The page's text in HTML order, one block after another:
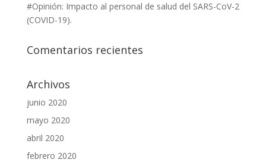
#Opinión: Impacto al personal de salud del SARS-CoV-2
(COVID-19).
Comentarios recientes
Archivos
junio 2020
mayo 2020
abril 2020
febrero 2020